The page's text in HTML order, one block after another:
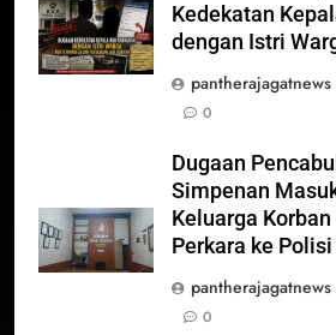
Kedekatan
dengan Istri
pantherajagatnews
0
Dugaan
Simpenan
Keluarga
Perkara ke Polisi
pantherajagatnews
0